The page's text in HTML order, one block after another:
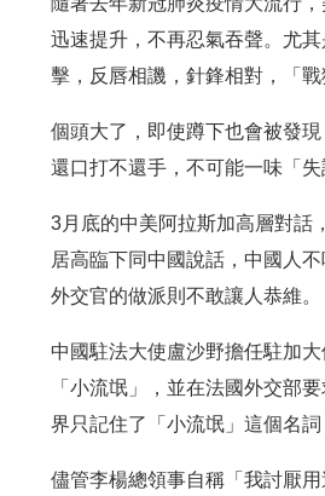
迅速提升，不再忍氣吞聲。尤
擊，反唇相譏，針鋒相對，「
個頭大了，即使蹲下也會被發
還口打不還手，不可能一味「
3月底的中美阿拉斯加高層對話
居高臨下同中國說話，中國人
外交官的做派則不敢讓人恭維。
中國駐法大使盧沙野擔任駐加
「小流氓」，並在法國外交部
界只記住了「小流氓」這個名
儘管李楊總領事自稱「我討厭